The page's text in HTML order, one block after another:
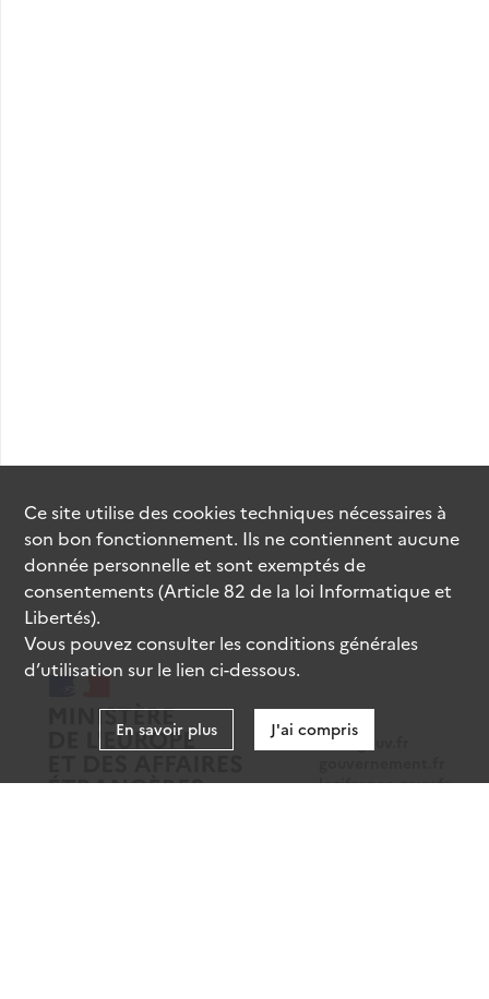
data.gouv.fr
legifrance.gouv.fr
Ce site utilise descookiestechniques nécessaires à
son bon fonctionnement. Ils ne contiennent aucune
donnée personnelle et sont exemptés de
consentements (Article 82 de la loi Informatique et
Libertés).
Vous pouvez consulter les conditions générales
d’utilisation sur le lien ci-dessous.
En savoir plus J'ai compris